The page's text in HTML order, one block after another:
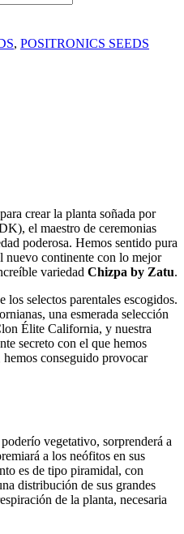
, POSITRONICS SEEDS
crear la planta soñada por
el maestro de ceremonias
poderosa. Hemos sentido pura
nuevo continente con lo mejor
variedad Chizpa by Zatu.
los selectos parentales escogidos.
una esmerada selección
Élite California, y nuestra
secreto con el que hemos
conseguido provocar
vegetativo, sorprenderá a
a los neófitos en sus
es de tipo piramidal, con
distribución de sus grandes
de la planta, necesaria